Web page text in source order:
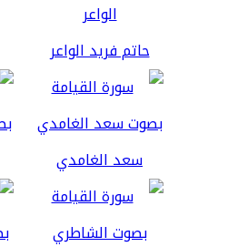
حاتم فريد الواعر
سعد الغامدي